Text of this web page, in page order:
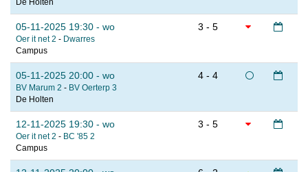
De Holten
05-11-2025 19:30 - wo
Oer it net 2 - Dwarres
Campus
3 - 5
05-11-2025 20:00 - wo
BV Marum 2 - BV Oerterp 3
De Holten
4 - 4
12-11-2025 19:30 - wo
Oer it net 2 - BC '85 2
Campus
3 - 5